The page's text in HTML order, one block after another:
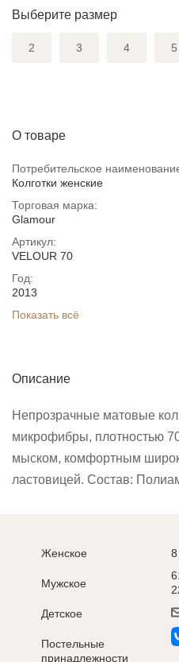
Выберите размер
2 3 4 5
О товаре
Потребительское
Колготки женские
Торговая марка:
Glamour
Артикул:
VELOUR 70
Год:
2013
Показать всё
Описание
Непрозрачные матовые
микрофибры, плотностью
мыском, комфортным
ластовицей. Состав:
Женское
Мужское
Детское
Постельные
принадлежности